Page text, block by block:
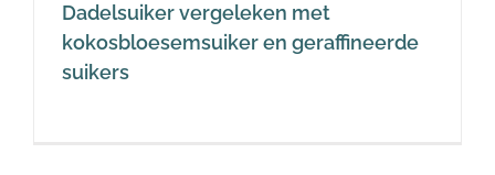
Dadelsuiker vergeleken met
kokosbloesemsuiker en geraffineerde
suikers